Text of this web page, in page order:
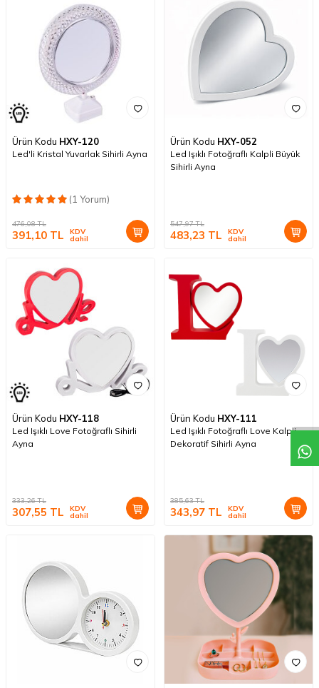
Ürün Kodu HXY-120
Led'li Kristal Yuvarlak Sihirli Ayna
(1 Yorum)
476,08TL
391,10 TL KDV
dahil
Ürün Kodu HXY-052
Led Işıklı Fotoğraflı Kalpli Büyük
Sihirli Ayna
547,97TL
483,23 TL KDV
dahil
Ürün Kodu HXY-118
Led Işıklı Love Fotoğraflı Sihirli
Ayna
333,26TL
307,55 TL KDV
dahil
Ürün Kodu HXY-111
Led Işıklı Fotoğraflı Love Kalpli
Dekoratif Sihirli Ayna
385,63TL
343,97 TL KDV
dahil